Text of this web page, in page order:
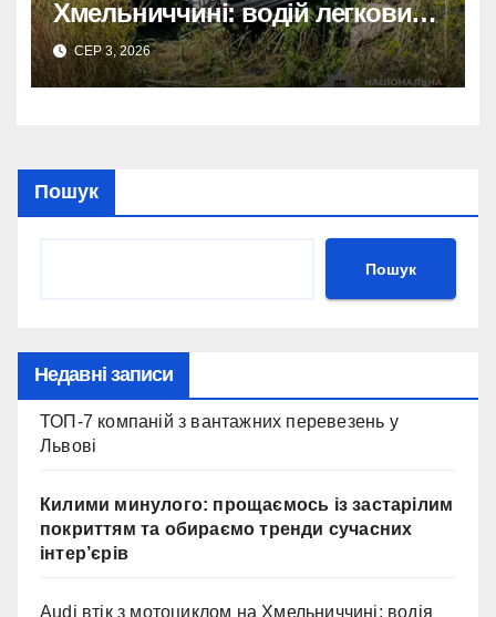
Хмельниччині: водій легковика
загинув, пасажирку
госпіталізовано.
СЕР 3, 2026
Пошук
Пошук
Недавні записи
ТОП-7 компаній з вантажних перевезень у
Львові
Килими минулого: прощаємось із застарілим
покриттям та обираємо тренди сучасних
інтер’єрів
Audi втік з мотоциклом на Хмельниччині: водія